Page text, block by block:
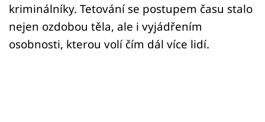
kriminálníky. Tetování se postupem času stalo
nejen ozdobou těla, ale i vyjádřením
osobnosti, kterou volí čím dál více lidí.